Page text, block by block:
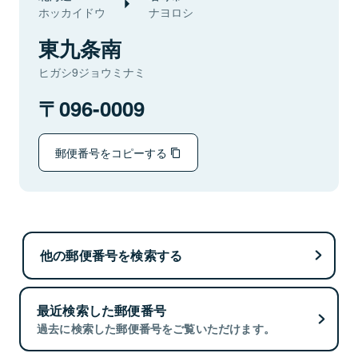
ホッカイドウ ナヨロシ
東九条南
ヒガシ9ジョウミナミ
096-0009
郵便番号をコピーする
他の郵便番号を検索する
最近検索した郵便番号
過去に検索した郵便番号をご覧いただけます。